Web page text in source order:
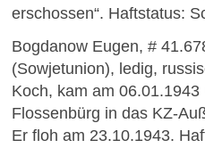
erschossen“. Haftstatus:
Bogdanow Eugen, #
(Sowjetunion), ledig,
Koch, kam am
Flossenbürg in das KZ-
Er floh am 23.10.1943.